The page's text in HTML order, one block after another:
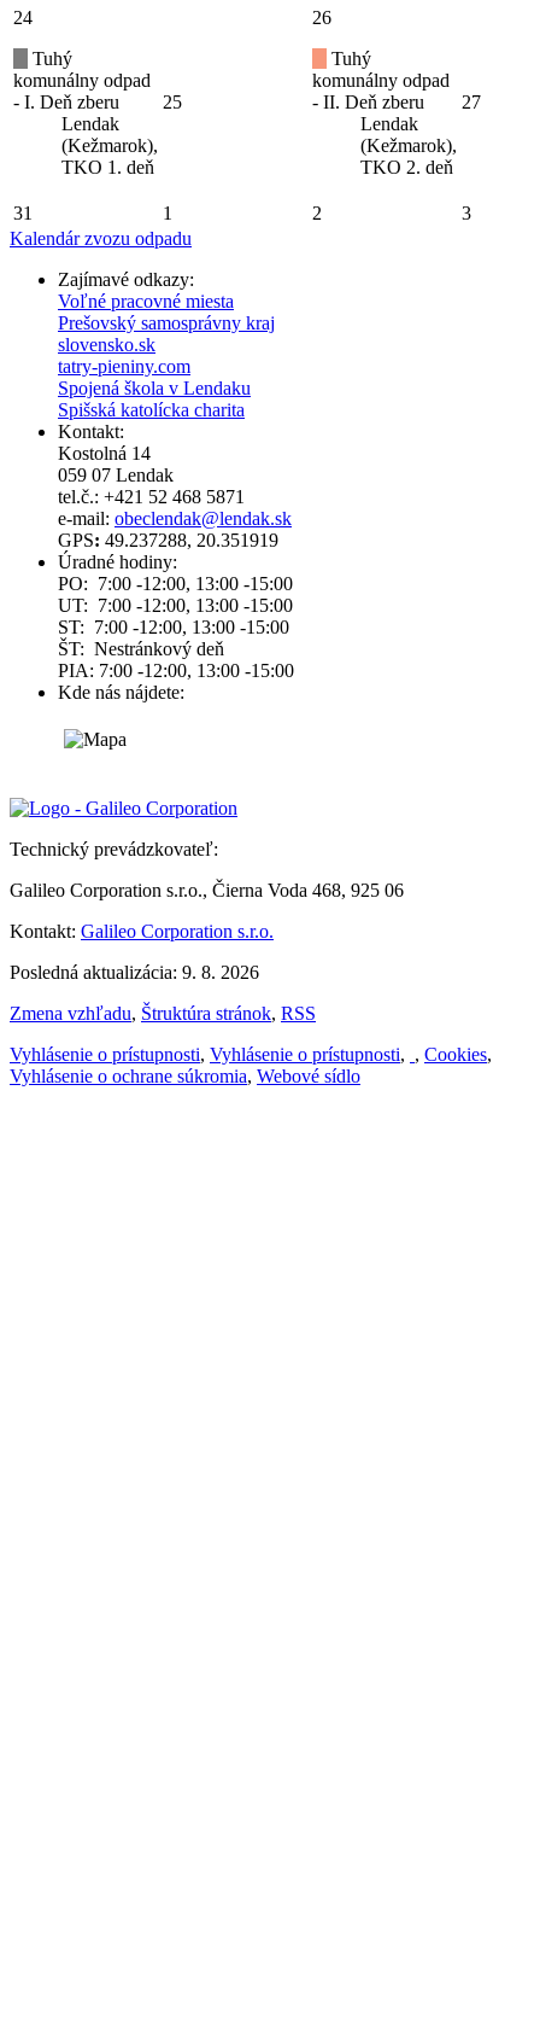
24
Tuhý
komunálny odpad
- I. Deň zberu
Lendak
(Kežmarok),
TKO 1. deň
25
26
Tuhý
komunálny odpad
- II. Deň zberu
Lendak
(Kežmarok),
TKO 2. deň
27
31 1 2
3
Kalendár zvozu odpadu
Zajímavé odkazy:
Voľné pracovné miesta
Prešovský samosprávny kraj
slovensko.sk
tatry-pieniny.com
Spojená škola v Lendaku
Spišská katolícka charita
Kontakt:
Kostolná 14
059 07 Lendak
tel.č.: +421 52 468 5871
e-mail: obeclendak@lendak.sk
GPS: 49.237288, 20.351919
Úradné hodiny:
PO: 7:00 -12:00, 13:00 -15:00
UT: 7:00 -12:00, 13:00 -15:00
ST: 7:00 -12:00, 13:00 -15:00
ŠT: Nestránkový deň
PIA: 7:00 -12:00, 13:00 -15:00
Kde nás nájdete:
Technický prevádzkovateľ:
Galileo Corporation s.r.o., Čierna Voda 468, 925 06
Kontakt: Galileo Corporation s.r.o.
Posledná aktualizácia: 9. 8. 2026
Zmena vzhľadu, Štruktúra stránok, RSS
Vyhlásenie o prístupnosti, Vyhlásenie o prístupnosti, , Cookies,
Vyhlásenie o ochrane súkromia, Webové sídlo